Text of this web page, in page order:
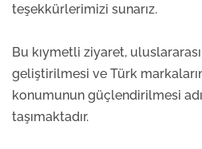
teşekkürlerimizi sunarız.
Bu kıymetli ziyaret,
geliştirilmesi ve Türk
konumunun güçlendirilmesi
taşımaktadır.